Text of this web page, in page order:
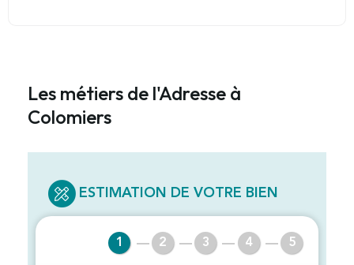
Les métiers de l'Adresse à
Colomiers